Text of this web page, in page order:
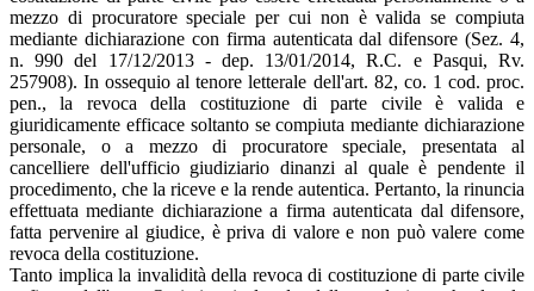
mezzo di procuratore speciale per cui non è valida se compiuta
mediante dichiarazione con firma autenticata dal difensore (Sez. 4,
n. 990 del 17/12/2013 - dep. 13/01/2014, R.C. e Pasqui, Rv.
257908). In ossequio al tenore letterale dell'art. 82, co. 1 cod. proc.
pen., la revoca della costituzione di parte civile è valida e
giuridicamente efficace soltanto se compiuta mediante dichiarazione
personale, o a mezzo di procuratore speciale, presentata al
cancelliere dell'ufficio giudiziario dinanzi al quale è pendente il
procedimento, che la riceve e la rende autentica. Pertanto, la rinuncia
effettuata mediante dichiarazione a firma autenticata dal difensore,
fatta pervenire al giudice, è priva di valore e non può valere come
revoca della costituzione.
Tanto implica la invalidità della revoca di costituzione di parte civile